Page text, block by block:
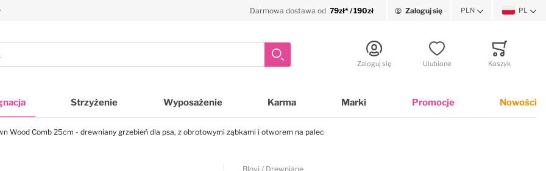
Darmowa dostawa od 79zł* / 190zł Zaloguj sięWalutaPLN PL
Szukaj Zaloguj się Ulubione Koszyk
Strzyżenie Wyposażenie Karma Marki Promocje Nowości
Wood Comb 25cm - drewniany grzebień dla psa, z obrotowymi ząbkami i otworem na palec
Blovi Drewniane